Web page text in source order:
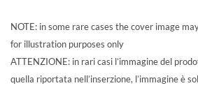
NOTE: in some rare cases the cover image
for illustration purposes only
ATTENZIONE: in rari casi l’immagine del
quella riportata nell’inserzione, l’immagine è